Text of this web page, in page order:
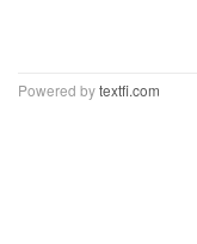
Powered bytextfi.com